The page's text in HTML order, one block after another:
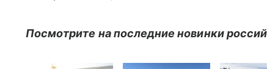
Посмотрите на последние новинки